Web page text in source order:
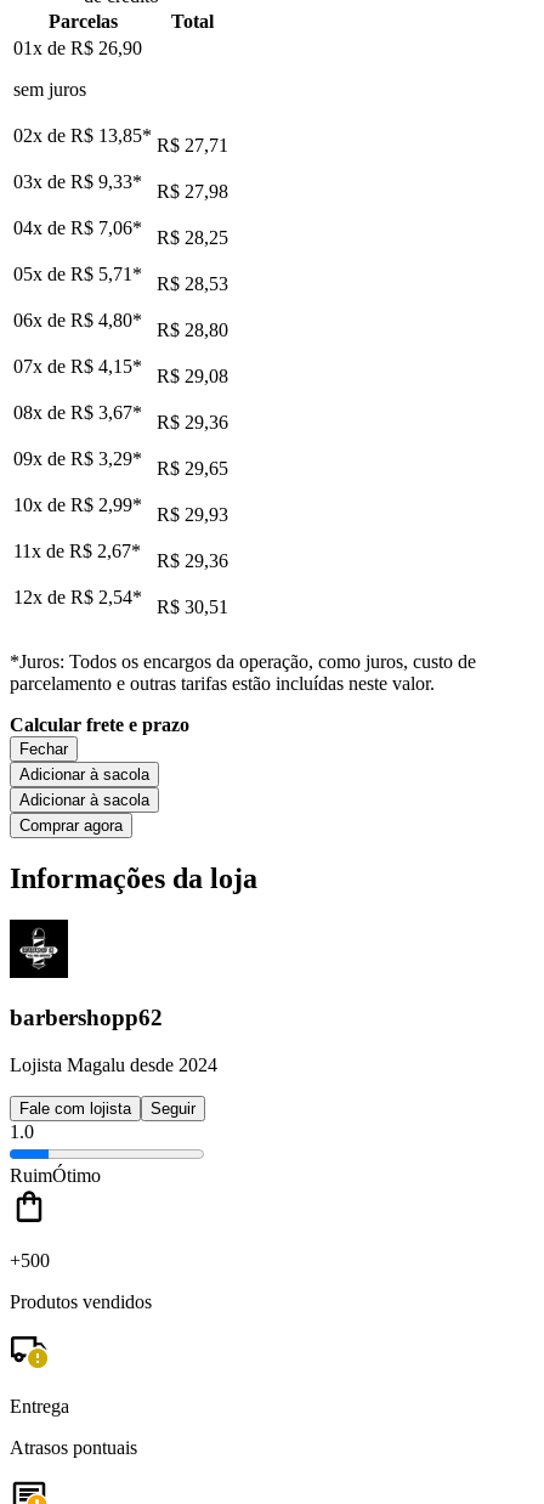
Parcelas
Total
01x de R$ 26,90
sem juros
02x de R$ 13,85* R$ 27,71
03x de R$ 9,33*
R$ 27,98
04x de R$ 7,06*
R$ 28,25
05x de R$ 5,71 *
R$ 28,53
06x de R$ 4,80*
R$ 28,80
07x de R$ 4,15*
R$ 29,08
08x de R$ 3,67*
R$ 29,36
09x de R$ 3,29*
R$ 29,65
10x de R$ 2,99*
R$ 29,93
11x de R$ 2,67*
R$ 29,36
12x de R$ 2,54* R$ 30,51
*Juros: Todos os encargos da operação, como juros, custo de
parcelamento e outras tarifas estão incluídas neste valor.
Calcular frete e prazo
Fechar
Adicionar à sacola
Adicionar à sacola
Comprar agora
Informações da loja
barbershopp62
Lojista Magalu desde 2024
Fale com lojista Seguir
1.0
RuimÓtimo
+500
Produtos vendidos
Entrega
Atrasos pontuais